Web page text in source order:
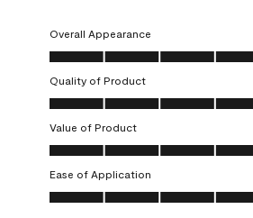
Overall Appearance
Overall Appearance, 5.0 out of 5
Quality of Product
Quality of Product, 5.0 out of 5
Value of Product
Value of Product, 5.0 out of 5
Ease of Application
Ease of Application, 4.0 out of 5